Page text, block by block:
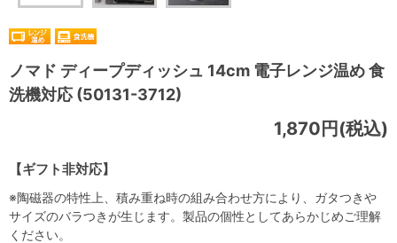
ノマド ディープディッシュ 14cm 電子レンジ温め 食
洗機対応 (50131-3712)
【ギフト非対応】
1,870円(税込)
※陶磁器の特性上、積み重ね時の組み合わせ方により、ガタつきや
サイズのバラつきが生じます。製品の個性としてあらかじめご理解
ください。